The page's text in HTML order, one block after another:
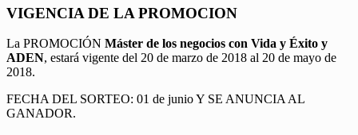
VIGENCIA DE LA PROMOCION
La PROMOCIÓN Máster de los negocios con Vida y Éxito y
ADEN, estará vigente del 20 de marzo de 2018 al 20 de mayo de
2018.
FECHA DEL SORTEO: 01 de junio Y SE ANUNCIA AL
GANADOR.